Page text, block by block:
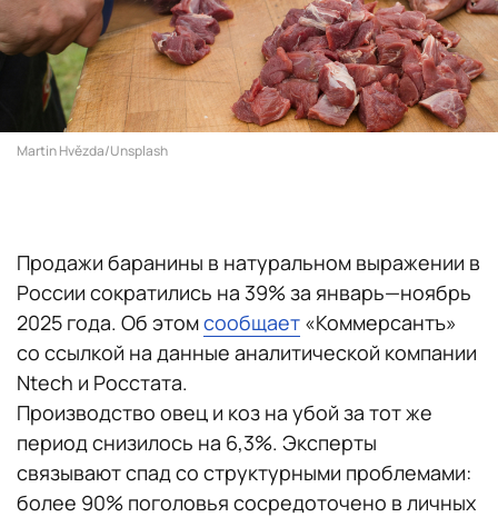
Martin Hvězda/Unsplash
Продажи баранины в натуральном выражении в
России сократились на 39% за январь—ноябрь
2025 года. Об этомсообщает «Коммерсантъ»
со ссылкой на данные аналитической компании
Ntech и Росстата.
Производство овец и коз на убой за тот же
период снизилось на 6,3%. Эксперты
связывают спад со структурными проблемами:
более 90% поголовья сосредоточено в личных